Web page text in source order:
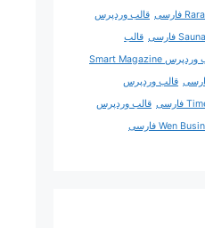
قالب وردپرس
قالب
قالب وردپرس Smart Magazine
قالب وردپرس
قالب وردپرس